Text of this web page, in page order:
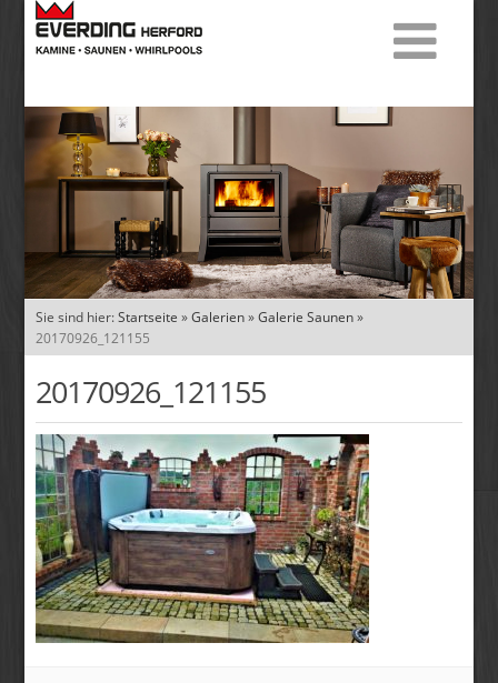
Sie sind hier:Startseite »Galerien»Galerie Saunen»
20170926_121155
20170926_121155